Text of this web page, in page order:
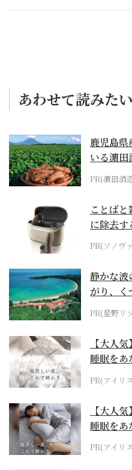
あわせて読みたい
鹿児島県
いる濵田
PR(濵田酒
ことば
に除去
位モデル
PR(ソノヴ
静かな波
がり、く
ホテル
PR(星野リ
【大人
睡眠をあ
PR(アイリ
【大人
睡眠をあ
PR(アイリ